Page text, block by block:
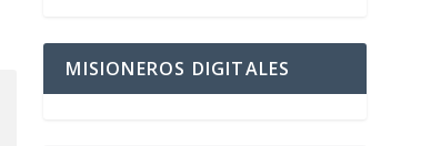
MISIONEROS DIGITALES